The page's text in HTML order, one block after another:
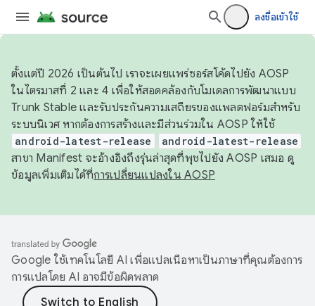
ลงชื่อเข้าใช้
ตั้งแต่ปี 2026 เป็นต้นไป เราจะเผยแพร่ซอร์สโค้ดไปยัง AOSP
ในไตรมาสที่ 2 และ 4 เพื่อให้สอดคล้องกับโมเดลการพัฒนาแบบ
Trunk Stable และรับประกันความเสถียรของแพลตฟอร์มสำหรับ
ระบบนิเวศ หากต้องการสร้างและมีส่วนร่วมใน AOSP ให้ใช้
android-latest-release android-latest-release
สาขา Manifest จะอ้างอิงถึงรุ่นล่าสุดที่พุชไปยัง AOSP เสมอ ดู
ข้อมูลเพิ่มเติมได้ที่การเปลี่ยนแปลงใน AOSP
Google ใช้เทคโนโลยี AI เพื่อแปลเนื้อหาเป็นภาษาที่คุณต้องการ
การแปลโดย AI อาจมีข้อผิดพลาด